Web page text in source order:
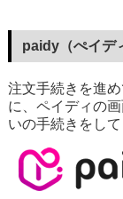
paidy（ぺイデ
注文手続きを進
に、ペイディの
いの手続きをして